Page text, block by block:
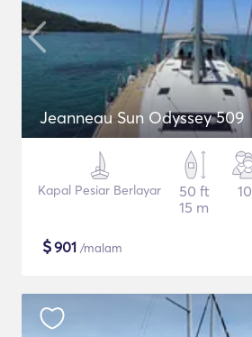
Jeanneau Sun Odyssey 509
Kapal Pesiar Berlayar
50 ft
15 m
10
$901 /malam